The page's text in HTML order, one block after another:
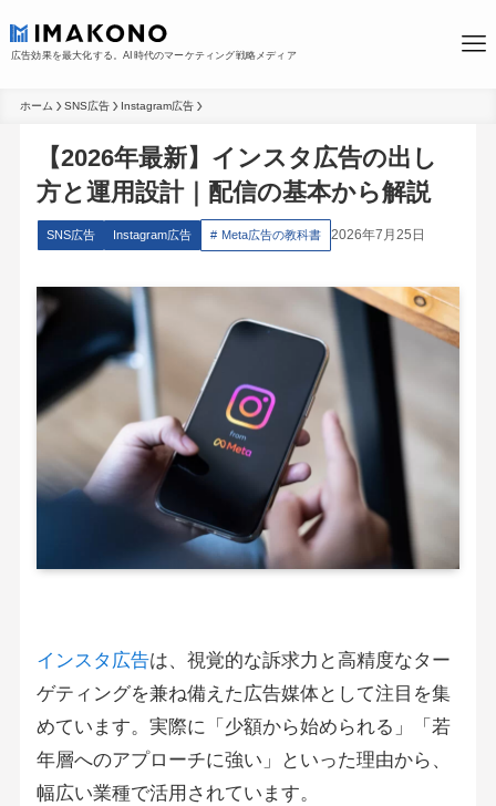
広告効果を最大化する。AI時代のマーケティング戦略メディア
ホーム SNS広告 Instagram広告
【2026年最新】インスタ広告の出し
方と運用設計｜配信の基本から解説
SNS広告 Instagram広告 Meta広告の教科書 2026年7月25日
インスタ広告は、視覚的な訴求力と高精度なター
ゲティングを兼ね備えた広告媒体として注目を集
めています。実際に「少額から始められる」「若
年層へのアプローチに強い」といった理由から、
幅広い業種で活用されています。